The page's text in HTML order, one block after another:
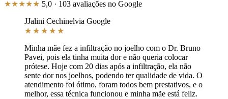
★★★★★ 5,0 · 103 avaliações no Google
JJalini Cechinelvia Google
★★★★★
Minha mãe fez a infiltração no joelho com o Dr. Bruno
Pavei, pois ela tinha muita dor e não queria colocar
prótese. Hoje com 20 dias após a infiltração, ela não
sente dor nos joelhos, podendo ter qualidade de vida. O
atendimento foi ótimo, foram todos bem prestativos, e o
melhor, essa técnica funcionou e minha mãe está feliz.